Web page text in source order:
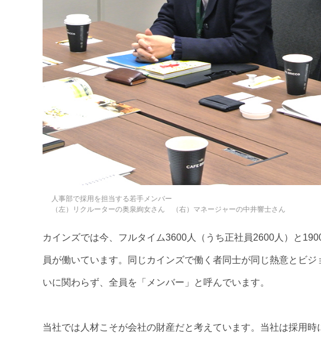
人事部で採用を担当する若手メンバー
（左）リクルーターの奥泉絢女さん （右）マネージャーの中井響士さん
カインズでは今、フルタイム3600人（うち正社員2600人）と
員が働いています。同じカインズで働く者同士が同じ熱意とビ
いに関わらず、全員を「メンバー」と呼んでいます。
当社では人材こそが会社の財産だと考えています。当社は採用